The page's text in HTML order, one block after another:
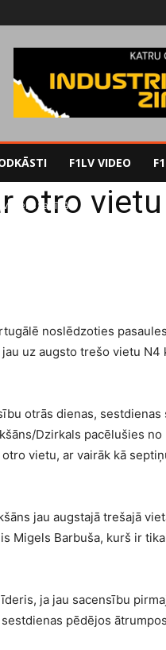
F1LV VIDEO
vadībā
otro
noslēdzoties
uz augsto trešo vietu N4
otrās dienas, sestdienas
Dzirkals pacēlušies
vietu, ar vairāk kā
jau augstajā trešajā
Migels Barbuša, kurš ir
ja jau sacensību
pēdējos